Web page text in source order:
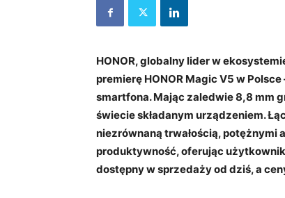
HONOR, globalny lider w
premierę HONOR Magic V5 w
smartfona. Mając zaledwie 8,8 mm
świecie składanym urządzeniem.
niezrównaną trwałością,
produktywność, oferując
dostępny w sprzedaży od dziś, a